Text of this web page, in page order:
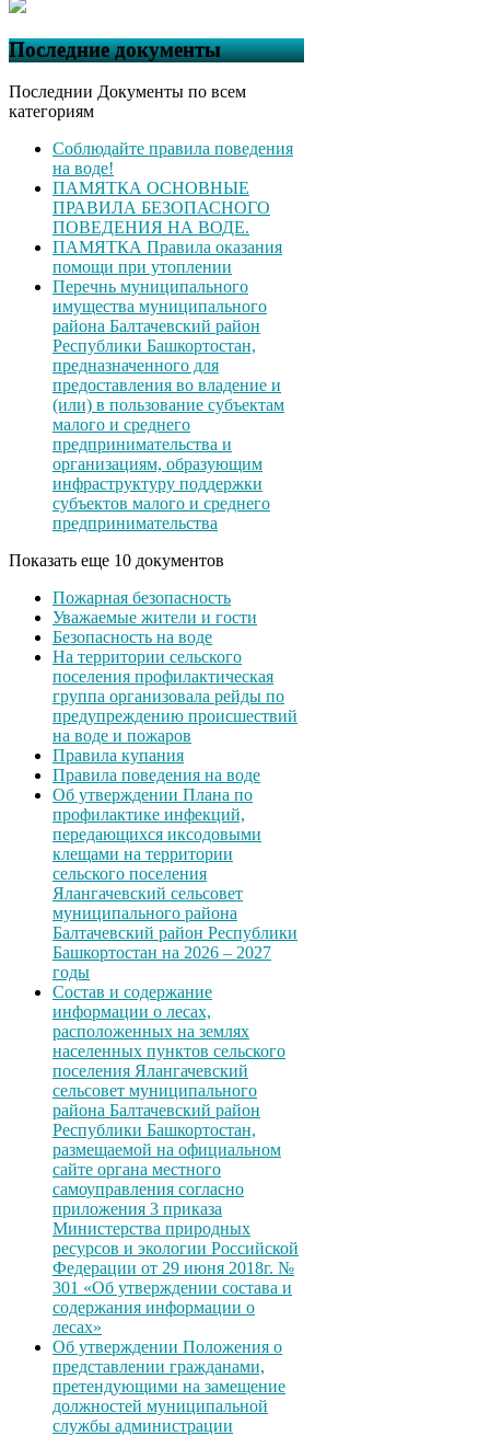
Последние документы
Последнии Документы по всем
категориям
Соблюдайте правила поведения
на воде!
ПАМЯТКА ОСНОВНЫЕ
ПРАВИЛА БЕЗОПАСНОГО
ПОВЕДЕНИЯ НА ВОДЕ.
ПАМЯТКА Правила оказания
помощи при утоплении
Перечнь муниципального
имущества муниципального
района Балтачевский район
Республики Башкортостан,
предназначенного для
предоставления во владение и
(или) в пользование субъектам
малого и среднего
предпринимательства и
организациям, образующим
инфраструктуру поддержки
субъектов малого и среднего
предпринимательства
Показать еще 10 документов
Пожарная безопасность
Уважаемые жители и гости
Безопасность на воде
На территории сельского
поселения профилактическая
группа организовала рейды по
предупреждению происшествий
на воде и пожаров
Правила купания
Правила поведения на воде
Об утверждении Плана по
профилактике инфекций,
передающихся иксодовыми
клещами на территории
сельского поселения
Ялангачевский сельсовет
муниципального района
Балтачевский район Республики
Башкортостан на 2026 – 2027
годы
Состав и содержание
информации о лесах,
расположенных на землях
населенных пунктов сельского
поселения Ялангачевский
сельсовет муниципального
района Балтачевский район
Республики Башкортостан,
размещаемой на официальном
сайте органа местного
самоуправления согласно
приложения 3 приказа
Министерства природных
ресурсов и экологии Российской
Федерации от 29 июня 2018г. №
301 «Об утверждении состава и
содержания информации о
лесах»
Об утверждении Положения о
представлении гражданами,
претендующими на замещение
должностей муниципальной
службы администрации